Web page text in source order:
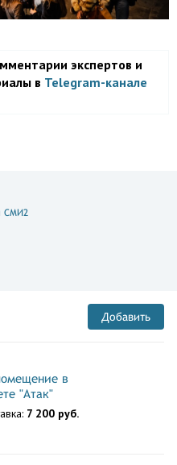
экспертов и
в Telegram-канале
СМИ2
Добавить
в
"Атак"
7 200 руб.